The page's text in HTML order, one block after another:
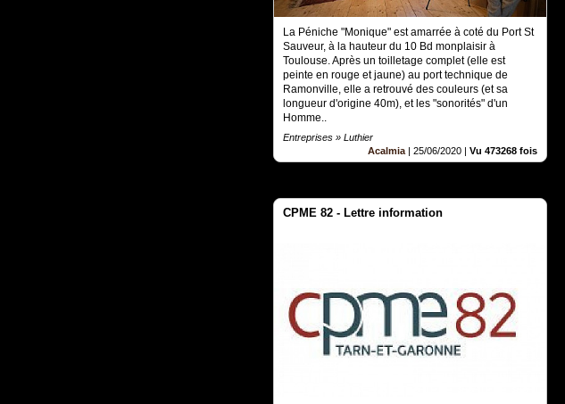
La Péniche "Monique" est amarrée à coté du Port St
Sauveur, à la hauteur du 10 Bd monplaisir à
Toulouse. Après un toilletage complet (elle est
peinte en rouge et jaune) au port technique de
Ramonville, elle a retrouvé des couleurs (et sa
longueur d'origine 40m), et les "sonorités" d'un
Homme..
Entreprises » Luthier
Acalmia |25/06/2020 |Vu 473268 fois
CPME 82 - Lettre information